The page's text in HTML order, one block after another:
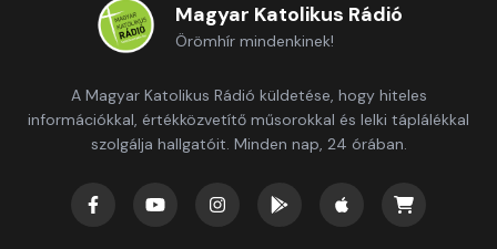
Magyar Katolikus Rádió
Örömhír mindenkinek!
A Magyar Katolikus Rádió küldetése, hogy hiteles
információkkal, értékközvetítő műsorokkal és lelki táplálékkal
szolgálja hallgatóit. Minden nap, 24 órában.